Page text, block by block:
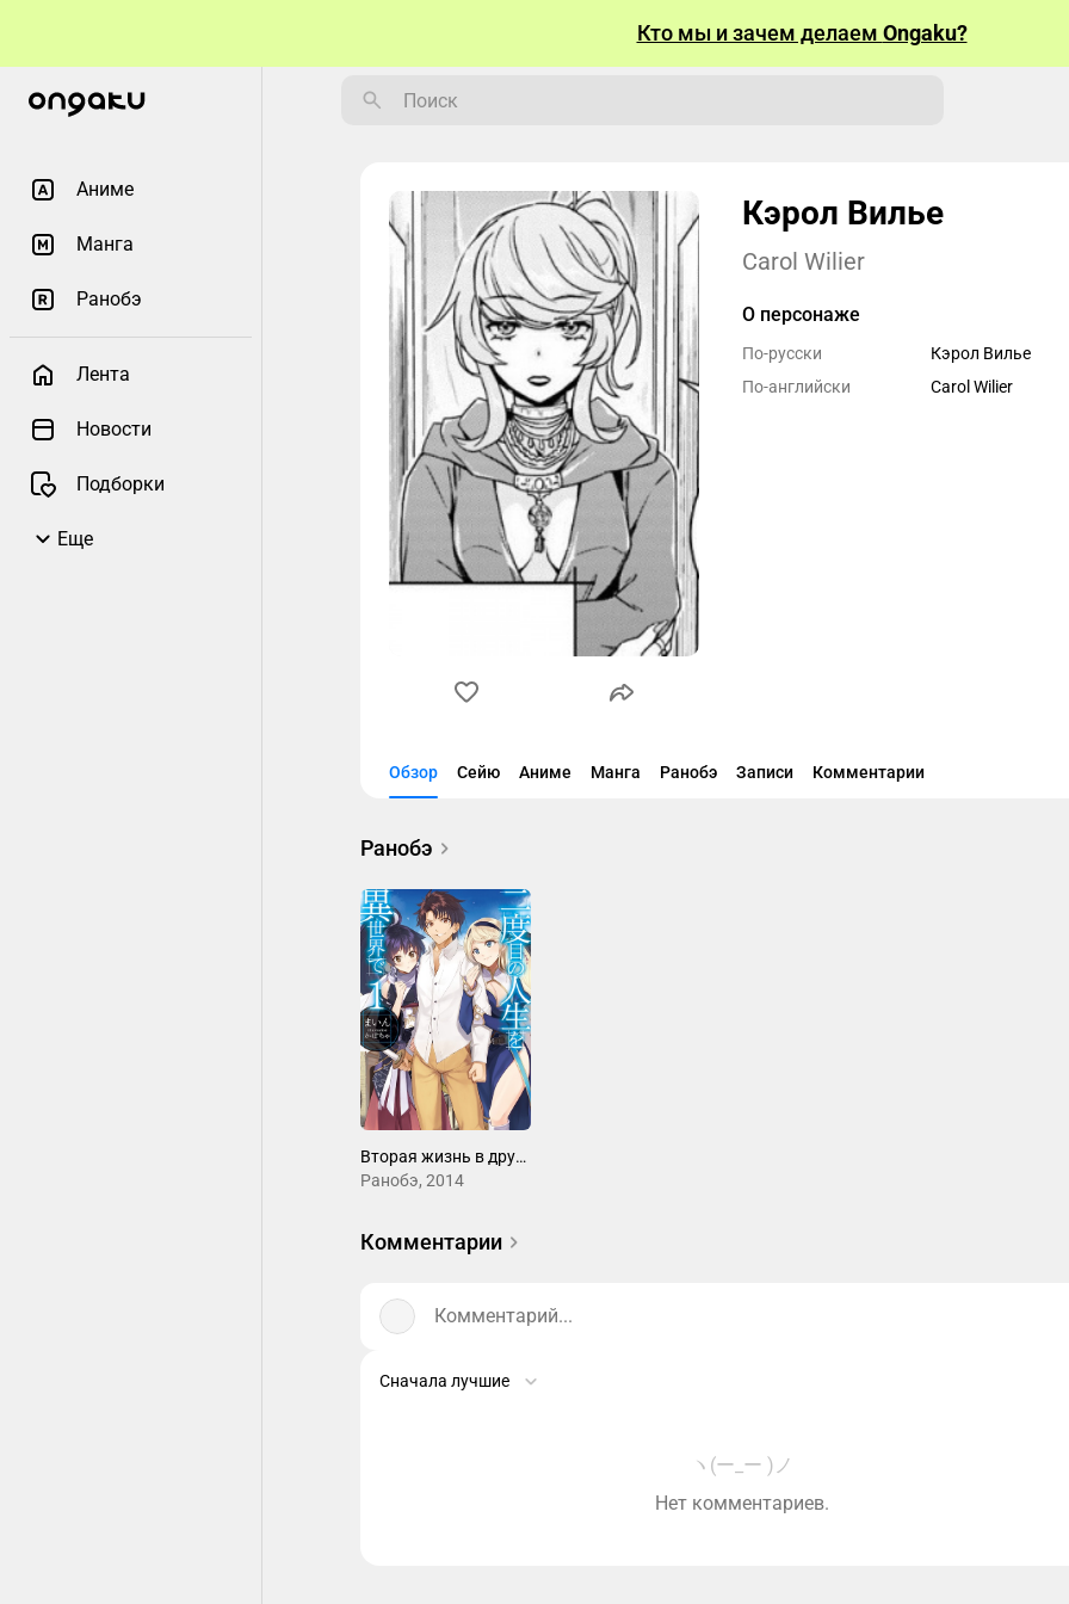
Кто мы и зачем делаем Ongaku?
Аниме
Манга
Ранобэ
Лента
Новости
Подборки
Еще
Кэрол Вилье
Carol Wilier
О персонаже
По-русски
Кэрол Вилье
По-английски
Carol Wilier
Обзор Сейю Аниме Манга Ранобэ Записи Комментарии
Ранобэ
Вторая жизнь в другом мире
Ранобэ, 2014
Комментарии
Комментарий...
Сначала лучшие
ヽ(ー_ー )ノ
Нет комментариев.